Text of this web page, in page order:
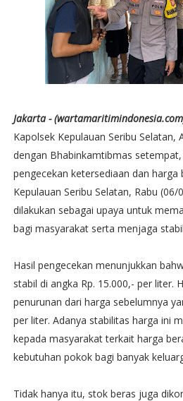
Jakarta -
Kapolsek Kepulauan Seribu Selatan,
dengan Bhabinkamtibmas
pengecekan ketersediaan dan harga
Kepulauan Seribu Selatan, Rabu
dilakukan sebagai upaya untuk
bagi masyarakat serta menjaga
Hasil pengecekan menunjukkan
stabil di angka Rp. 15.000,- per liter.
penurunan dari harga sebelumnya
per liter. Adanya stabilitas harga ini
kepada masyarakat terkait harga
kebutuhan pokok bagi banyak
Tidak hanya itu, stok beras juga